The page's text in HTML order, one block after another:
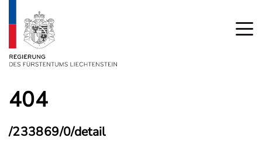
404
/233869/0/detail